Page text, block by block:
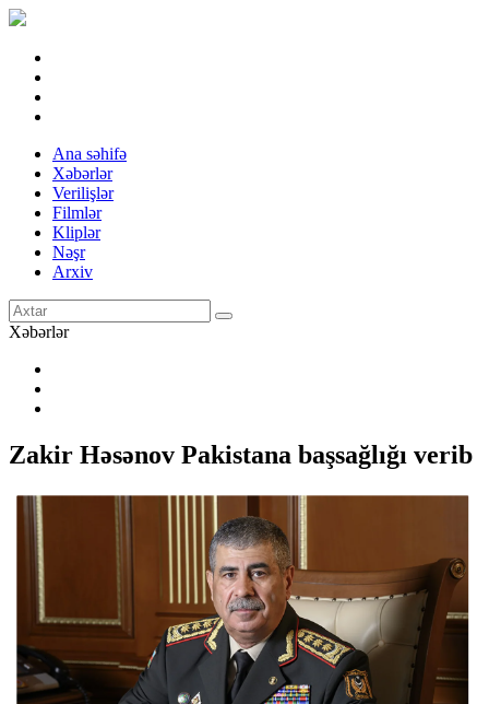
Ana səhifə
Xəbərlər
Verilişlər
Filmlər
Kliplər
Nəşr
Arxiv
Xəbərlər
Zakir Həsənov Pakistana başsağlığı verib